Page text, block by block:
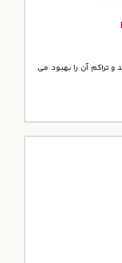
و تراکم آن را بهبود می